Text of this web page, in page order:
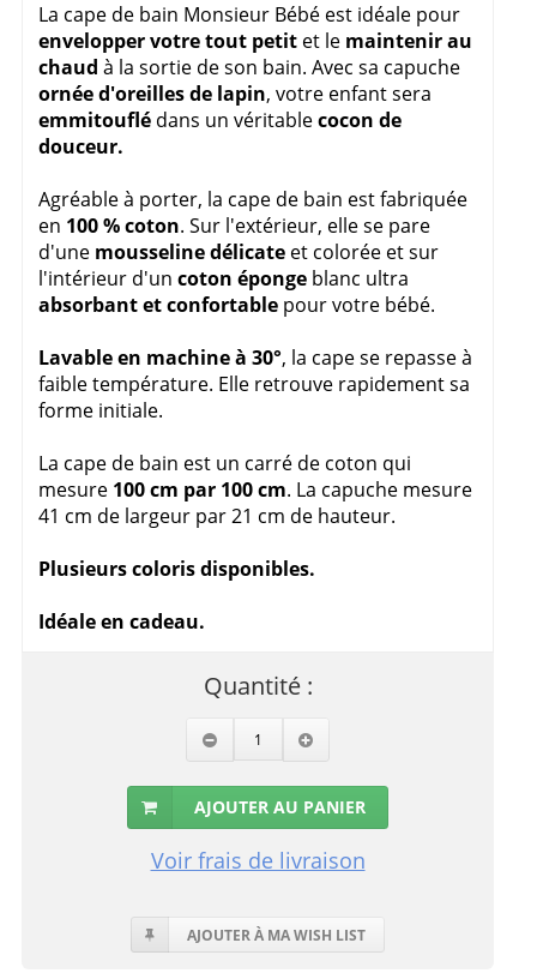
La cape de bain Monsieur Bébé est idéale pour
envelopper votre tout petit et le maintenir au
chaud à la sortie de son bain. Avec sa capuche
ornée d'oreilles de lapin, votre enfant sera
emmitouflé dans un véritablecocon de
douceur.
Agréable à porter, la cape de bain est fabriquée
en 100 % coton. Sur l'extérieur, elle se pare
d'une mousseline délicate et colorée et sur
l'intérieur d'uncoton éponge blanc ultra
absorbant et confortable pour votre bébé.
Lavable en machine à 30°, la cape se repasse à
faible température. Elle retrouve rapidement sa
forme initiale.
La cape de bain est un carré de coton qui
mesure 100 cm par 100 cm. La capuche mesure
41 cm de largeur par 21 cm de hauteur.
Plusieurs coloris disponibles.
Idéale en cadeau.
Quantité :
AJOUTER AU PANIER
Voir frais de livraison
AJOUTER À MA WISH LIST